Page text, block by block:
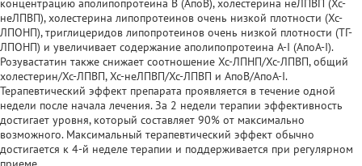
концентрацию аполипопротеина В (АпоВ), холестерина неЛПВП (Хс-
неЛПВП), холестерина липопротеинов очень низкой плотности (Хс-
ЛПОНП), триглицеридов липопротеинов очень низкой плотности (ТГ-
ЛПОНП) и увеличивает содержание аполипопротеина A-I (АпоА-I).
Розувастатин также снижает соотношение Хс-ЛПНП/Хс-ЛПВП, общий
холестерин/Хс-ЛПВП, Хс-неЛПВП/Хс-ЛПВП и АпоВ/АпоА-I.
Терапевтический эффект препарата проявляется в течение одной
недели после начала лечения. За 2 недели терапии эффективность
достигает уровня, который составляет 90% от максимально
возможного. Максимальный терапевтический эффект обычно
достигается к 4-й неделе терапии и поддерживается при регулярном